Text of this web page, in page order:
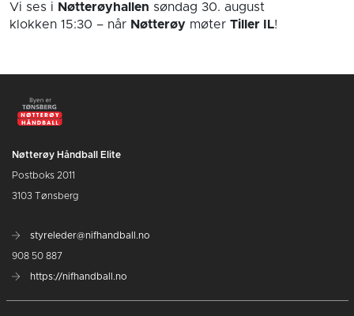
Vi ses i Nøtterøyhallen søndag 30. august
klokken 15:30 – når Nøtterøy møter Tiller IL!
Nøtterøy Håndball Elite
Postboks 2011
3103 Tønsberg
styreleder@nifhandball.no
908 50 887
https://nifhandball.no